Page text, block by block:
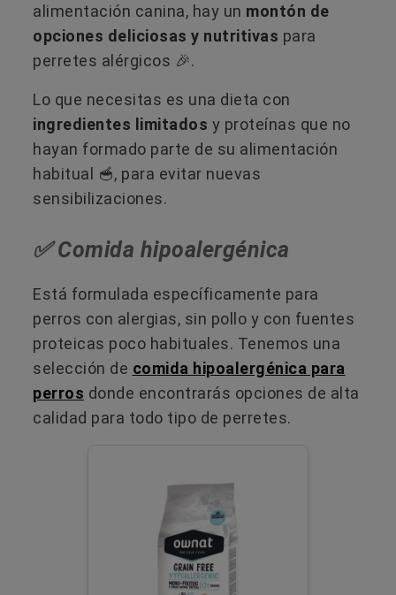
alimentación canina, hay un montón de
opciones deliciosas y nutritivas para
perretes alérgicos 🎉.
Lo que necesitas es una dieta con
ingredientes limitados y proteínas que no
hayan formado parte de su alimentación
habitual 🥣​, para evitar nuevas
sensibilizaciones.
✅ Comida hipoalergénica
Está formulada específicamente para
perros con alergias, sin pollo y con fuentes
proteicas poco habituales. Tenemos una
selección de comida hipoalergénica para
perros donde encontrarás opciones de alta
calidad para todo tipo de perretes.